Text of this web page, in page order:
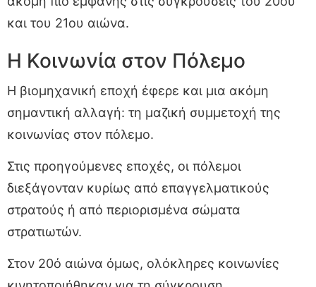
και του 21ου αιώνα.
Η Κοινωνία στον Πόλεμο
Η βιομηχανική εποχή έφερε και μια ακόμη
σημαντική αλλαγή: τη μαζική συμμετοχή της
κοινωνίας στον πόλεμο.
Στις προηγούμενες εποχές, οι πόλεμοι
διεξάγονταν κυρίως από επαγγελματικούς
στρατούς ή από περιορισμένα σώματα
στρατιωτών.
Στον 20ό αιώνα όμως, ολόκληρες κοινωνίες